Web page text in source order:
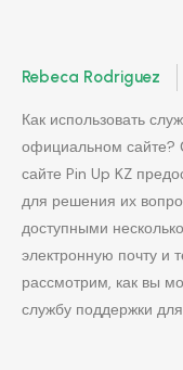
Rebeca Rodriguez
Как использовать
официальном сайте?
сайте Pin Up KZ
для решения их
доступными
электронную почту и
рассмотрим, как вы
службу поддержки